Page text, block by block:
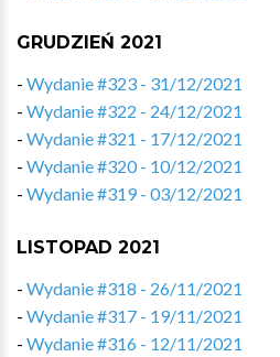
GRUDZIEŃ 2021
- Wydanie #323 - 31/12/2021
- Wydanie #322 - 24/12/2021
- Wydanie #321 - 17/12/2021
- Wydanie #320 - 10/12/2021
- Wydanie #319 - 03/12/2021
LISTOPAD 2021
- Wydanie #318 - 26/11/2021
- Wydanie #317 - 19/11/2021
- Wydanie #316 - 12/11/2021